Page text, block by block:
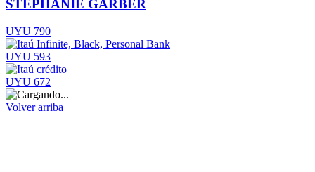
STEPHANIE GARBER
UYU 790
UYU 593
UYU 672
Volver arriba